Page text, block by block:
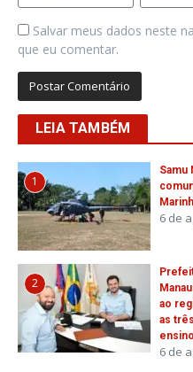
Salvar meus dados neste
que eu comentar.
LEIA TAMBÉM
1
Samu
6 de
2
ao
as
6 de